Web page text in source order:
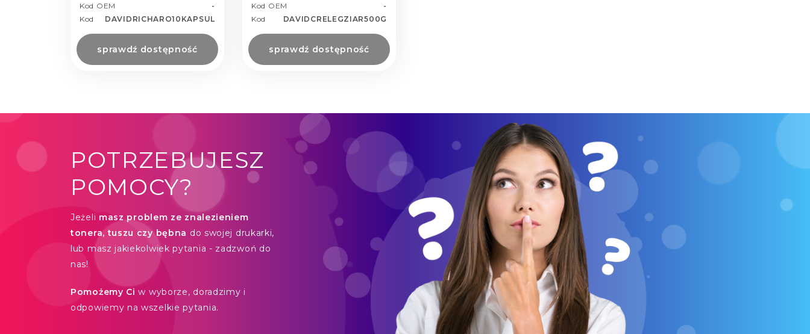
Kod OEM
-
Kod
DAVIDRICHARO10KAPSUL
sprawdź dostępność
Kod OEM
-
Kod
DAVIDCRELEGZIAR500G
sprawdź dostępność
POTRZEBUJESZ
POMOCY?
Jeżeli masz problem ze znalezieniem
tonera, tuszu czy bębna do swojej drukarki,
lub masz jakiekolwiek pytania - zadzwoń do
nas!
Pomożemy Ci w wyborze, doradzimy i
odpowiemy na wszelkie pytania.